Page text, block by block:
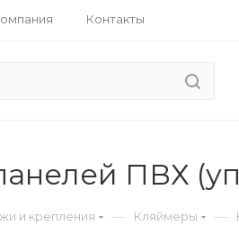
Контакты
ПВХ
и крепления — Кляймеры —